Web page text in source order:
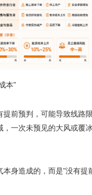
本"
前预判，可能导致线路
一次未预见的大风或覆
身造成的，而是"没有提